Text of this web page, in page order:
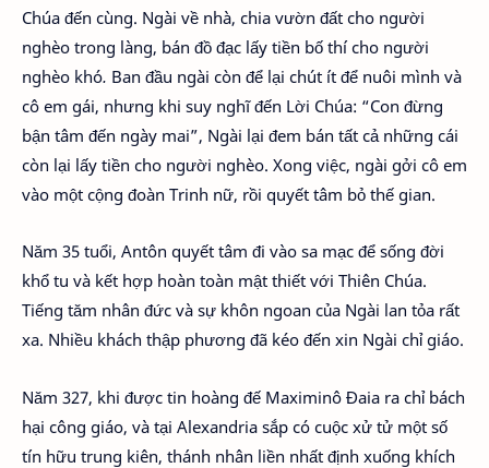
Chúa đến cùng. Ngài về nhà, chia vườn đất cho người
nghèo trong làng, bán đồ đạc lấy tiền bố thí cho người
nghèo khó. Ban đầu ngài còn để lại chút ít để nuôi mình và
cô em gái, nhưng khi suy nghĩ đến Lời Chúa: “Con đừng
bận tâm đến ngày mai”, Ngài lại đem bán tất cả những cái
còn lại lấy tiền cho người nghèo. Xong việc, ngài gởi cô em
vào một cộng đoàn Trinh nữ, rồi quyết tâm bỏ thế gian.
Năm 35 tuổi, Antôn quyết tâm đi vào sa mạc để sống đời
khổ tu và kết hợp hoàn toàn mật thiết với Thiên Chúa.
Tiếng tăm nhân đức và sự khôn ngoan của Ngài lan tỏa rất
xa. Nhiều khách thập phương đã kéo đến xin Ngài chỉ giáo.
Năm 327, khi được tin hoàng đế Maximinô Đaia ra chỉ bách
hại công giáo, và tại Alexandria sắp có cuộc xử tử một số
tín hữu trung kiên, thánh nhân liền nhất định xuống khích